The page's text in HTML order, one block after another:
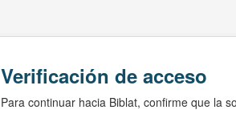
Verificación de acceso
Para continuar hacia Biblat, confirme que la